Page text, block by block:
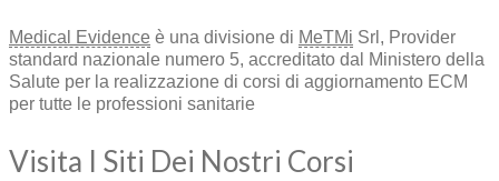
Medical Evidence è una divisione di MeTMi Srl, Provider
standard nazionale numero 5, accreditato dal Ministero della
Salute per la realizzazione di corsi di aggiornamento ECM
per tutte le professioni sanitarie
Visita I Siti Dei Nostri Corsi